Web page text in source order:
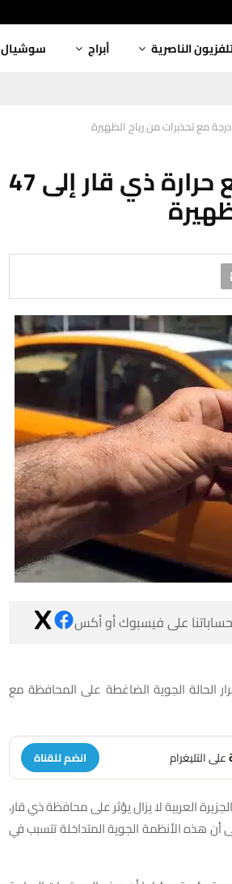
الناصرية أبراج سوشيال
منخفض الجزيرة العربية يرفع حرارة ذي قار إلى 47
حساباتنا على فيسبوك أو أكس
الحالة الجوية الضاغطة على المحافظة مع
على التليغرام انضم للقناة
العربية لا يزال يؤثر على محافظة ذي قار،
أن هذه الأنظمة الجوية المتداخلة تتسبب في